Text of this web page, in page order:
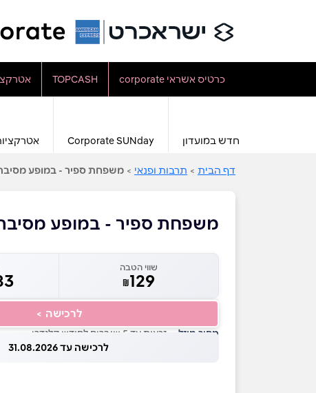
כרטיס אשראי corporate TOPCASH
חדש במועדון Corporate SUNday
דף הבית > תרבות ופנאי > משפחת ספיר - במופע
משפחת ספיר - במופע
שווי הטבה
₪129
לרכישה >
מחיר מוזל — זכאות עד 5 שוברים לחודש קלנדרי
לרכישה עד 31.08.2026